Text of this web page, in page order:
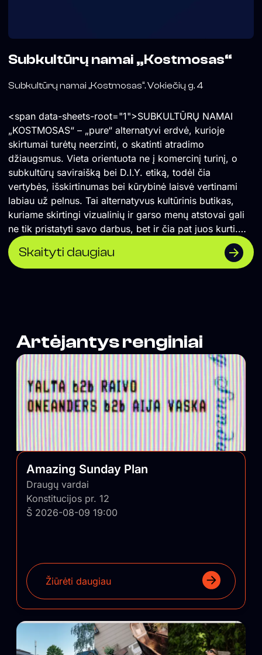
Subkultūrų namai „Kostmosas“
Subkultūrų namai „Kostmosas“. Vokiečių g. 4
<span data-sheets-root="1">SUBKULTŪRŲ NAMAI
„KOSTMOSAS“ – „pure“ alternatyvi erdvė, kurioje
skirtumai turėtų neerzinti, o skatinti atradimo
džiaugsmus. Vieta orientuota ne į komercinį turinį, o
subkultūrų saviraišką bei D.I.Y. etiką, todėl čia
vertybės, išskirtinumas bei kūrybinė laisvė vertinami
labiau už pelnus. Tai alternatyvus kultūrinis butikas,
kuriame skirtingi vizualinių ir garso menų atstovai gali
ne tik pristatyti savo darbus, bet ir čia pat juos kurti.
</span> Formuojame erdvę, kurioje naktinė kultūra
suvokiama ne vien kaip pramoga, o labiau kaip
alternatyvios kultūros sklaidos židinys, socialinė jungtis
tiksliniai žmonės, todėl vieta neturi aiškiai matomos
vizualinės iškabos, o komunikacija remiasi
autentiškumu, tiesioginiu ryšiu su auditorija bei D.I.Y.
etika paremtu viešinimu „iš lūpų į lūpas“. Vienas iš
projekto tikslų – grąžinti turinio viršenybę prieš
vartojimą. Kitas tikslas – suburti bendruomenę, kurios
sugrąžinti ir įskiepyti į Lietuvos regionus.
Skaityti daugiau
Artėjantys renginiai
Amazing Sunday Plan
Draugų vardai
Konstitucijos pr. 12
Š 2026-08-09 19:00
Žiūrėti daugiau